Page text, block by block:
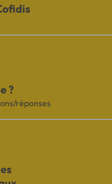
?
réponses